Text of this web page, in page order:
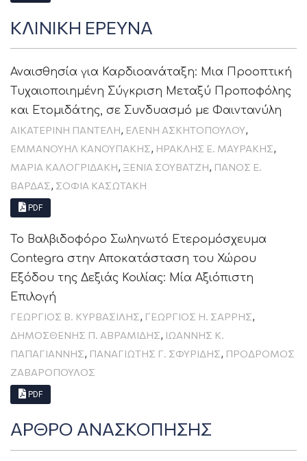
ΚΛΙΝΙΚΗ ΕΡΕΥΝΑ
Αναισθησία για Καρδιοανάταξη: Μια Προοπτική
Τυχαιοποιημένη Σύγκριση Μεταξύ Προποφόλης
και Ετομιδάτης, σε Συνδυασμό με Φαιντανύλη
ΑΙΚΑΤΕΡΙΝΗ ΠΑΝΤΕΛΗ, ΕΛΕΝΗ ΑΣΚΗΤΟΠΟΥΛΟΥ,
ΕΜΜΑΝΟΥΉΛ ΚΑΝΟΥΠΆΚΗΣ, ΗΡΑΚΛΗΣ Ε. ΜΑΥΡΑΚΗΣ,
ΜΑΡΙΑ ΚΑΛΟΓΡΙΔΑΚΗ, ΞΕΝΙΑ ΣΟΥΒΑΤΖΗ, ΠΑΝΟΣ Ε.
ΒΑΡΔΑΣ, ΣΟΦΙΑ ΚΑΣΩΤΑΚΗ
PDF
Το Βαλβιδοφόρο Σωληνωτό Ετερομόσχευμα
Contegra στην Αποκατάσταση του Χώρου
Εξόδου της Δεξιάς Κοιλίας: Μία Αξιόπιστη
Επιλογή
ΓΕΩΡΓΙΟΣ Β. ΚΥΡΒΑΣΙΛΗΣ, ΓΕΩΡΓΙΟΣ Η. ΣΑΡΡΗΣ,
ΔΗΜΟΣΘΕΝΗΣ Π. ΑΒΡΑΜΙΔΗΣ, ΙΩΑΝΝΗΣ Κ.
ΠΑΠΑΓΙΑΝΝΗΣ, ΠΑΝΑΓΙΏΤΗΣ Γ. ΣΦΥΡΊΔΗΣ, ΠΡΟΔΡΟΜΟΣ
ΖΑΒΑΡΟΠΟΥΛΟΣ
PDF
ΑΡΘΡΟ ΑΝΑΣΚΟΠΗΣΗΣ